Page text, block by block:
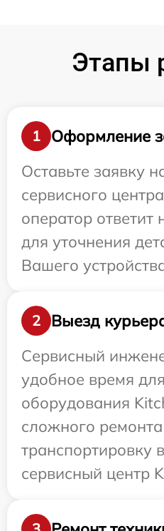
Этапы
1
Оформление
Оставьте заявку
сервисного
оператор
для уточнения
Вашего
2
Выезд
Сервисный
удобное время
оборудования
сложного
транспортировку
сервисный центр